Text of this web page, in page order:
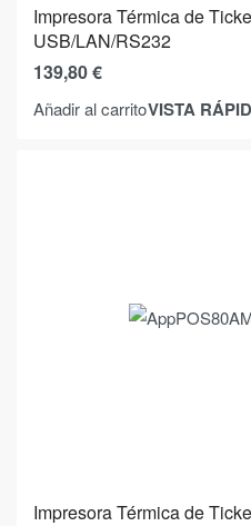
Impresora Térmica de
USB/LAN/RS232
139,80€
Añadir al carritoVISTA
Impresora Térmica de